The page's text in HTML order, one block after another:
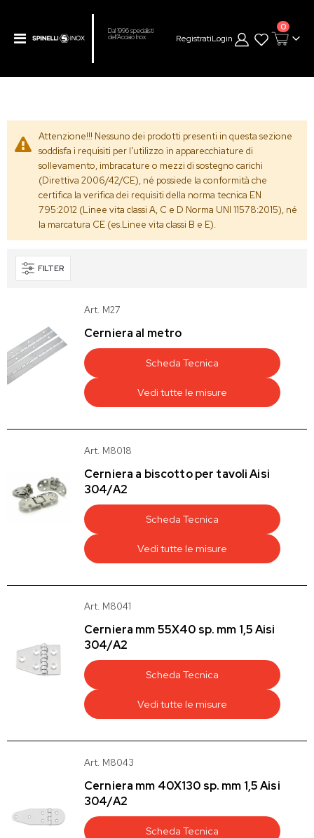
Toggle
Dal 1996 specialisti
dell’Acciaio Inox RegistratiLogin
Cart
0
Attenzione!!! Nessuno dei prodotti presenti in questa sezione
soddisfa i requisiti per l’utilizzo in apparecchiature di
sollevamento, imbracature o mezzi di sostegno carichi
(Direttiva 2006/42/CE), né possiede la conformità che
certifica la verifica dei requisiti della norma tecnica EN
795:2012 (Linee vita classi A, C e D Norma UNI 11578:2015), né
la marcatura CE (es.Linee vita classi B e E).
FILTER
Art. M27
Cerniera al metro
Scheda Tecnica
Vedi tutte le misure
Art. M8018
Cerniera a biscotto per tavoli Aisi
304/A2
Scheda Tecnica
Vedi tutte le misure
Art. M8041
Cerniera mm 55X40 sp. mm 1,5 Aisi
304/A2
Scheda Tecnica
Vedi tutte le misure
Art. M8043
Cerniera mm 40X130 sp. mm 1,5 Aisi
304/A2
Scheda Tecnica